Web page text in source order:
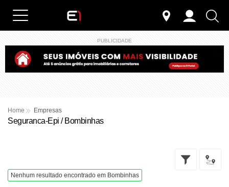
PUBLICIDADE
Home Empresas
Seguranca-Epi / Bombinhas
Nenhum resultado encontrado em Bombinhas